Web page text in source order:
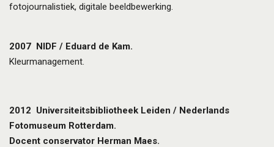
fotojournalistiek, digitale beeldbewerking.
2007 NIDF / Eduard de Kam.
Kleurmanagement.
2012 Universiteitsbibliotheek Leiden / Nederlands
Fotomuseum Rotterdam.
Docent conservator Herman Maes.